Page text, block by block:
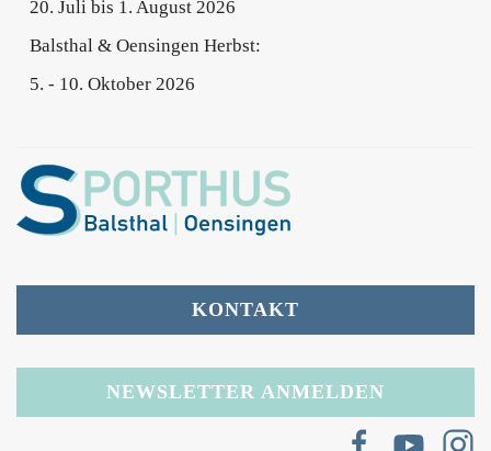
20. Juli bis 1. August 2026
Balsthal & Oensingen Herbst:
5. - 10. Oktober 2026
KONTAKT
NEWSLETTER ANMELDEN